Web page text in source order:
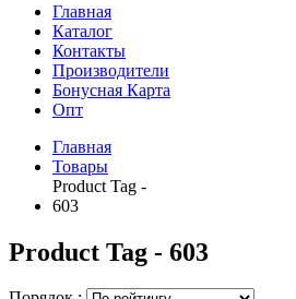
Главная
Каталог
Контакты
Производители
Бонусная Карта
Опт
Главная
Товары
Product Tag -
603
Product Tag - 603